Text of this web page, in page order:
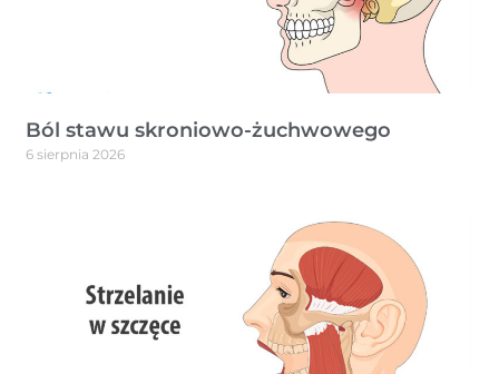
Ból stawu skroniowo-żuchwowego
6 sierpnia 2026